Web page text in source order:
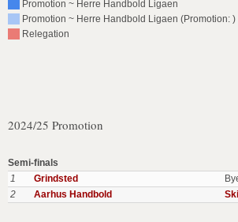
Promotion ~ Herre Handbold Ligaen
Promotion ~ Herre Handbold Ligaen (Promotion: )
Relegation
2024/25 Promotion
Semi-finals
1
Grindsted
2
Aarhus Handbold